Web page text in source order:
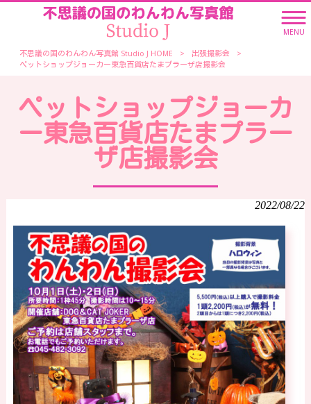
MENU
不思議の国のわんわん写真館 Studio J HOME > 出張撮影会
>
ペットショップジョーカー東急百貨店たまプラーザ店撮影会
ペットショップジョーカ
ー東急百貨店たまプラー
ザ店撮影会
2022/08/22